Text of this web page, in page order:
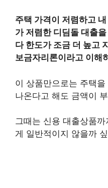
주택 가격이 저렴하고
가 저렴한 디딤돌 대출
다 한도가 조금 더 높고
보금자리론이라고 이해
이 상품만으로는 주택
나온다고 해도 금액이
그때는 신용 대출상품
게 일반적이지 않을까